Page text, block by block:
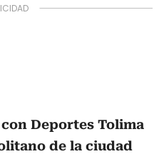
Deportes Tolima
de la ciudad